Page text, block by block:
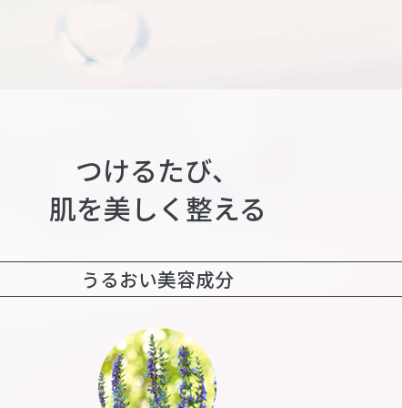
つけるたび、
肌を美しく整える
うるおい美容成分